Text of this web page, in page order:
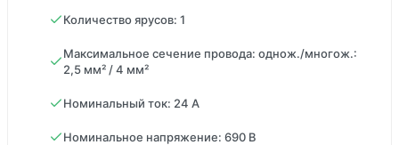
Количество ярусов: 1
Максимальное сечение провода: однож./многож.:
2,5 мм² / 4 мм²
Номинальный ток: 24 А
Номинальное напряжение: 690 В